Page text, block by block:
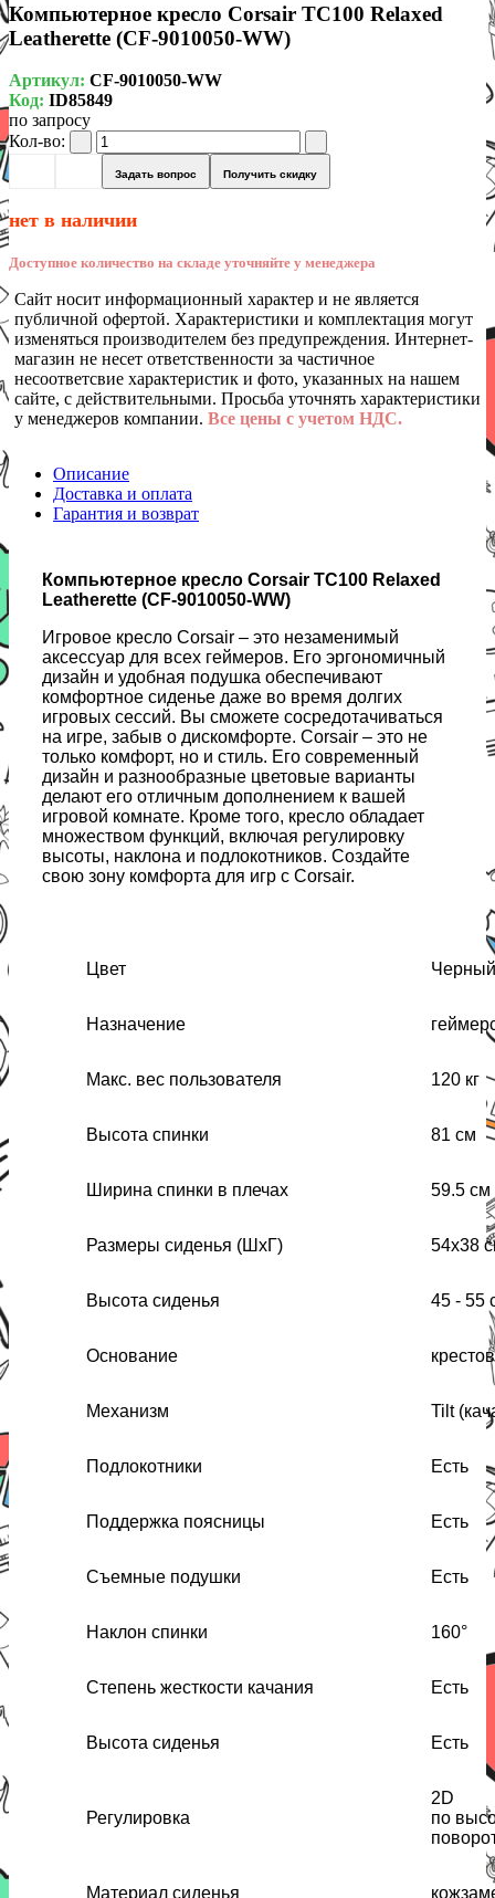
Компьютерное кресло Corsair TC100 Relaxed
Leatherette (CF-9010050-WW)
Артикул: CF-9010050-WW
Код: ID85849
по запросу
Кол-во:
Задать вопрос Получить скидку
нет в наличии
Доступное количество на складе уточняйте у менеджера
Сайт носит информационный характер и не является
публичной офертой. Характеристики и комплектация могут
изменяться производителем без предупреждения. Интернет-
магазин не несет ответственности за частичное
несоответсвие характеристик и фото, указанных на нашем
сайте, с действительными. Просьба уточнять характеристики
у менеджеров компании. Все цены с учетом НДС.
Описание
Доставка и оплата
Гарантия и возврат
Компьютерное кресло Corsair TC100 Relaxed
Leatherette (CF-9010050-WW)
Игровое кресло Corsair – это незаменимый
аксессуар для всех геймеров. Его эргономичный
дизайн и удобная подушка обеспечивают
комфортное сиденье даже во время долгих
игровых сессий. Вы сможете сосредотачиваться
на игре, забыв о дискомфорте. Corsair – это не
только комфорт, но и стиль. Его современный
дизайн и разнообразные цветовые варианты
делают его отличным дополнением к вашей
игровой комнате. Кроме того, кресло обладает
множеством функций, включая регулировку
высоты, наклона и подлокотников. Создайте
свою зону комфорта для игр с Corsair.
Цвет Черный
Назначение
Макс. вес пользователя 120 кг
Высота спинки 81 см
Ширина спинки в плечах 59.5 см
Размеры сиденья (ШхГ) 54x38
Высота сиденья 45 - 55
Основание
Механизм Tilt
Подлокотники Есть
Поддержка поясницы Есть
Съемные подушки Есть
Наклон спинки 160°
Степень жесткости качания Есть
Высота сиденья Есть
Регулировка
2D
по
Материал сиденья